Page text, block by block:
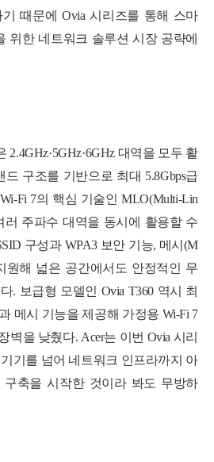
때문에 Ovia 시리즈를 통해 스마
위한 네트워크 솔루션 시장 공략에
2.4GHz·5GHz·6GHz 대역을 모두 활
드 구조를 기반으로 최대 5.8Gbps급
Fi 7의 핵심 기술인MLO(Multi-Lin
러 주파수 대역을 동시에 활용할 수
구성과 WPA3 보안 기능, 메시(M
원해 넓은 공간에서도 안정적인 무
. 보급형 모델인 Ovia T360역시 최
메시 기능을 제공해 가정용 Wi-Fi 7
벽을 낮췄다. Acer는 이번 Ovia 시리
기를 넘어 네트워크 인프라까지 아
축을 시작한 것이라 봐도 무방하